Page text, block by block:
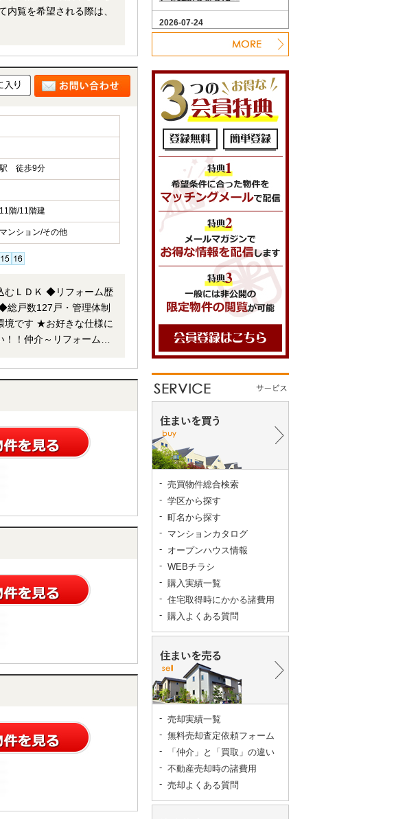
駅 徒歩9分
11階/11階建
マンション/その他
むＬＤＫ ◆リフォーム歴
総戸数127戸・管理体制
仕様に
！仲介～リフォーム・
当者までお申し付け下さ
売買物件総合検索
学区から探す
町名から探す
マンションカタログ
オープンハウス情報
WEBチラシ
購入実績一覧
住宅取得時にかかる諸費用
購入よくある質問
売却実績一覧
無料売却査定依頼フォーム
「仲介」と「買取」の違い
不動産売却時の諸費用
売却よくある質問